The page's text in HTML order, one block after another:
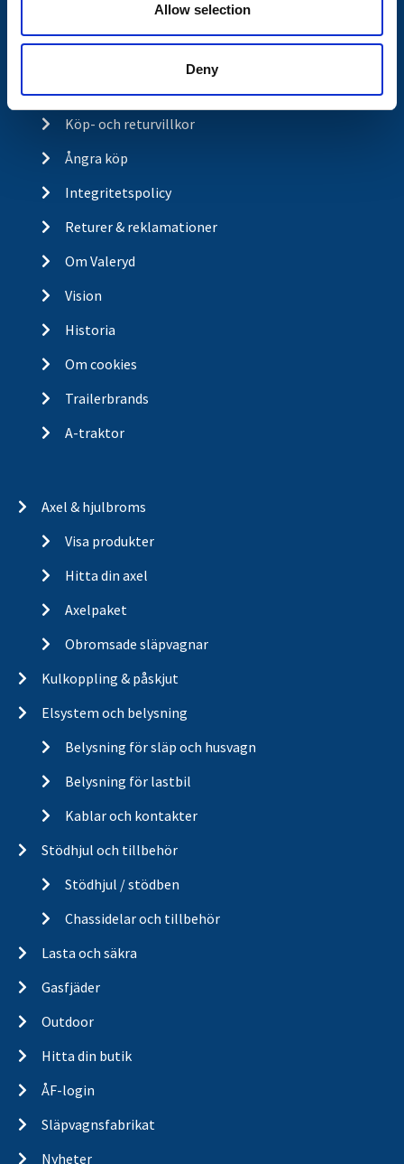
Allow selection
Deny
Kontakt
Köp- och returvillkor
Ångra köp
Integritetspolicy
Returer & reklamationer
Om Valeryd
Vision
Historia
Om cookies
Trailerbrands
A-traktor
Axel & hjulbroms
Visa produkter
Hitta din axel
Axelpaket
Obromsade släpvagnar
Kulkoppling & påskjut
Elsystem och belysning
Belysning för släp och husvagn
Belysning för lastbil
Kablar och kontakter
Stödhjul och tillbehör
Stödhjul / stödben
Chassidelar och tillbehör
Lasta och säkra
Gasfjäder
Outdoor
Hitta din butik
ÅF-login
Släpvagnsfabrikat
Nyheter